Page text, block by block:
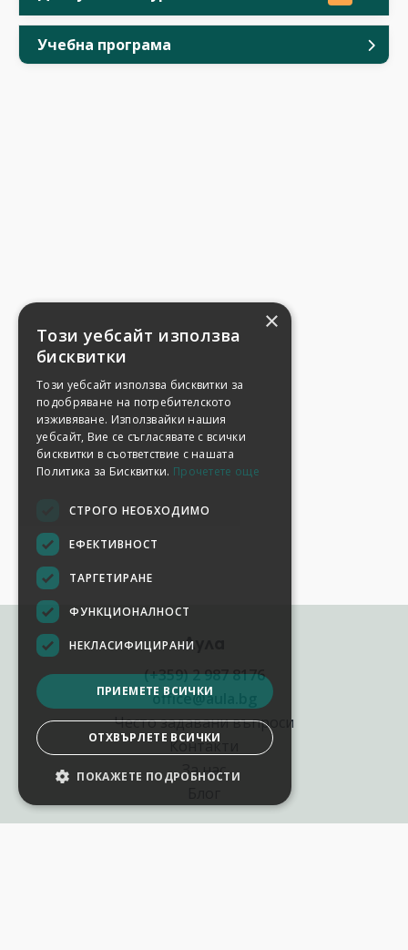
Учебна програма
Аула
(+359) 2 987 8176
office@aula.bg
Често задавани въпроси
Контакти
За нас
×
Този уебсайт използва
бисквитки
Този уебсайт използва бисквитки за
подобряване на потребителското
изживяване. Използвайки нашия
уебсайт, Вие се съгласявате с всички
бисквитки в съответствие с нашата
Политика за Бисквитки. Прочетете още
СТРОГО НЕОБХОДИМО
ЕФЕКТИВНОСТ
ТАРГЕТИРАНЕ
ФУНКЦИОНАЛНОСТ
НЕКЛАСИФИЦИРАНИ
ПРИЕМЕТЕ ВСИЧКИ
ОТХВЪРЛЕТЕ ВСИЧКИ
ПОКАЖЕТЕ ПОДРОБНОСТИ